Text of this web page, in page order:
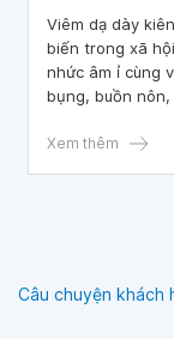
Viêm dạ dày
biến trong xã
nhức âm ỉ cùng
bụng, buồn
gia tăng của
việc cải thiện
Xem thêm
Câu chuyện khách